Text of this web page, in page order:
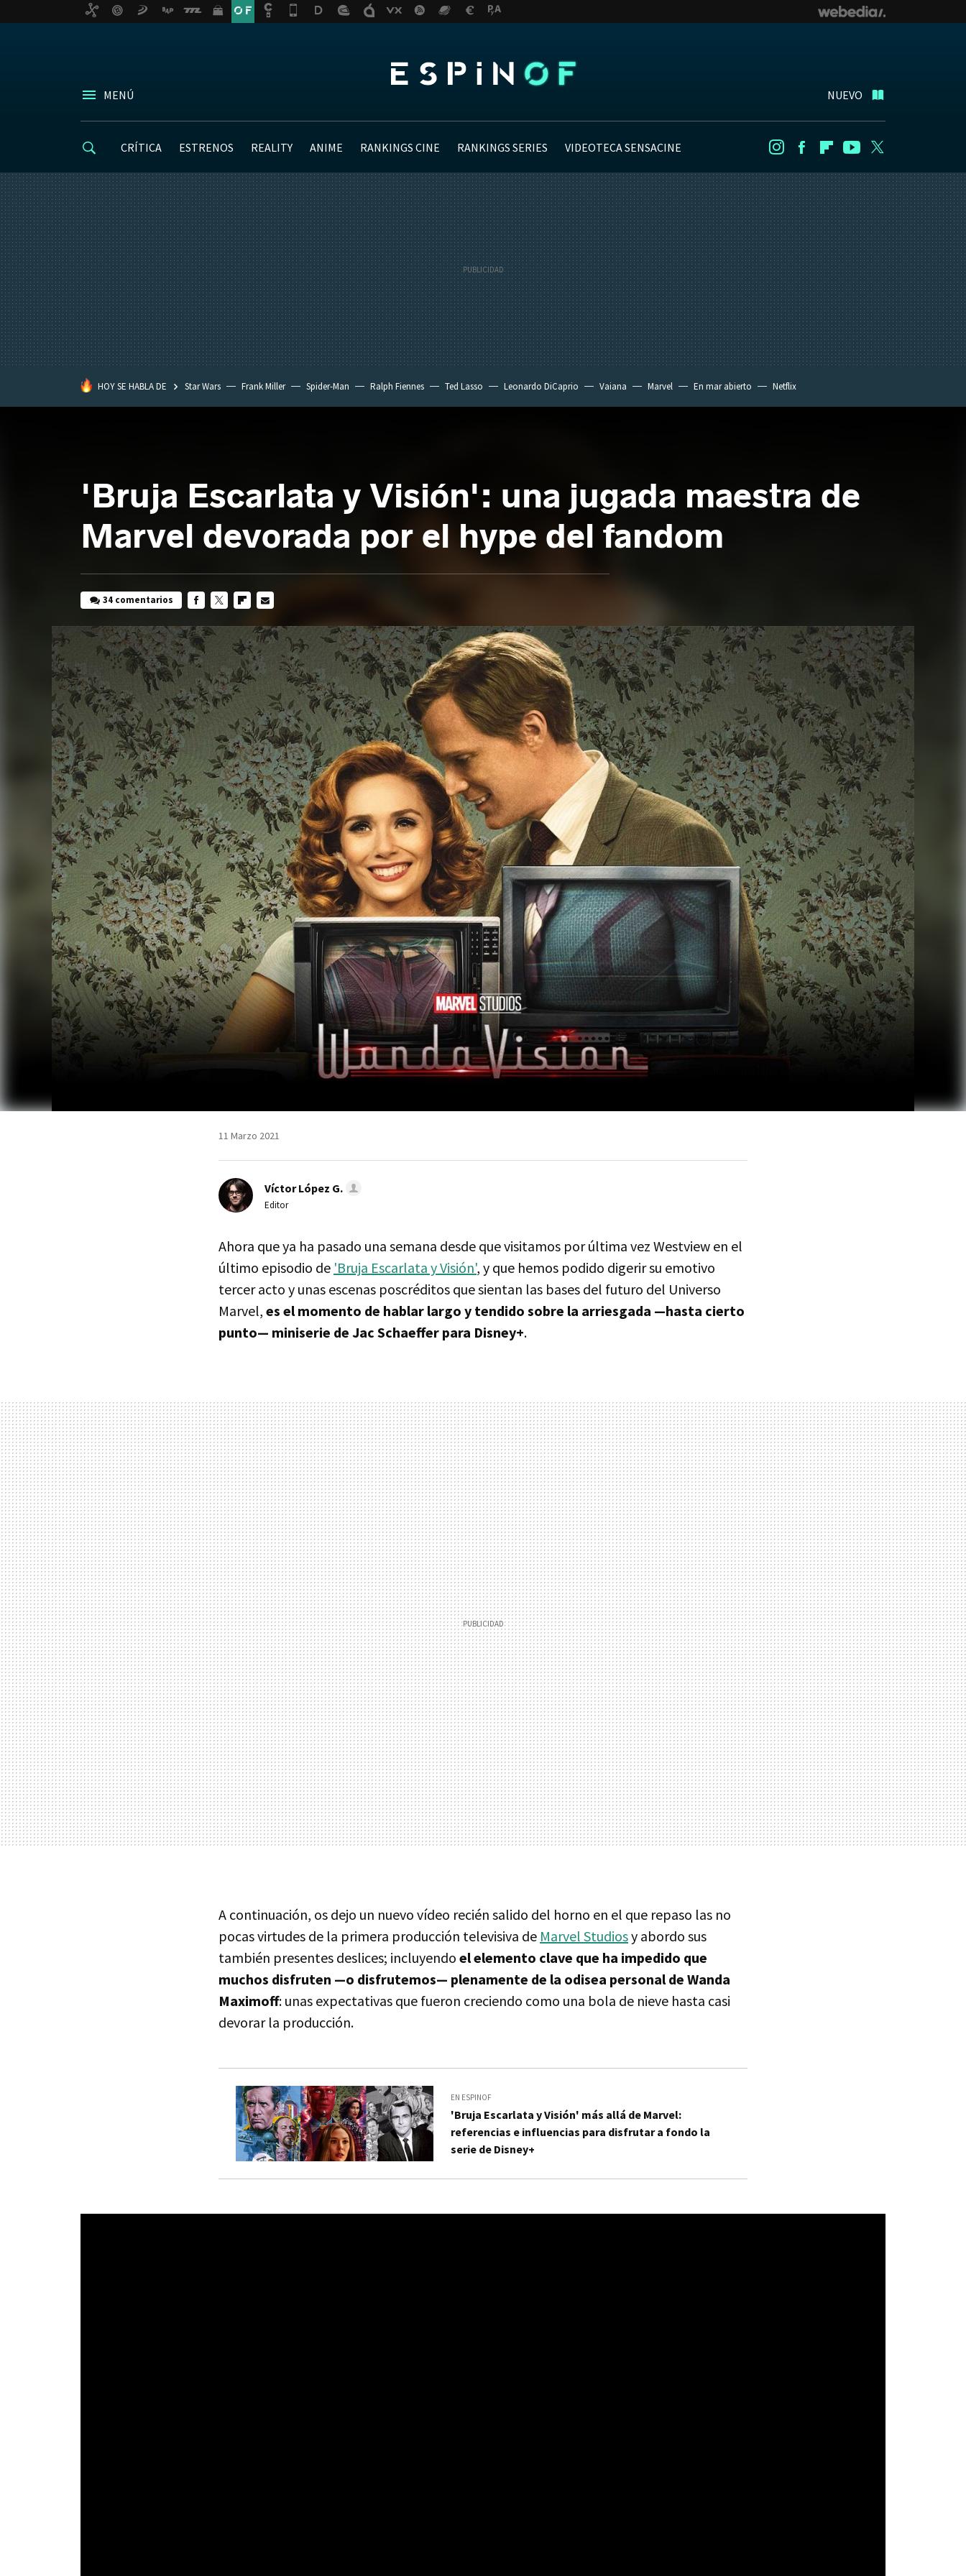
MENÚ NUEVO
CRÍTICA ESTRENOS REALITY ANIME RANKINGS CINE RANKINGS SERIES VIDEOTECA SENSACINE InstagramFacebookFlipboard
Youtube
HOY SE HABLA DE Star Wars Frank Miller Spider-Man Ralph Fiennes Ted Lasso Leonardo DiCaprio Vaiana Marvel En mar abierto Netflix
'Bruja Escarlata y Visión': una jugada maestra de
Marvel devorada por el hype del fandom
34 comentarios
MAIL
11 Marzo 2021
Víctor López G.
Editor
Ahora que ya ha pasado una semana desde que visitamos por última vez Westview en el
último episodio de 'Bruja Escarlata y Visión', y que hemos podido digerir su emotivo
tercer acto y unas escenas poscréditos que sientan las bases del futuro del Universo
Marvel, es el momento de hablar largo y tendido sobre la arriesgada —hasta cierto
punto— miniserie de Jac Schaeffer para Disney+.
A continuación, os dejo un nuevo vídeo recién salido del horno en el que repaso las no
pocas virtudes de la primera producción televisiva de Marvel Studiosy abordo sus
también presentes deslices; incluyendo el elemento clave que ha impedido que
muchos disfruten —o disfrutemos— plenamente de la odisea personal de Wanda
Maximoff: unas expectativas que fueron creciendo como una bola de nieve hasta casi
devorar la producción.
EN ESPINOF
'Bruja Escarlata y Visión' más allá de Marvel:
referencias e influencias para disfrutar a fondo la
serie de Disney+